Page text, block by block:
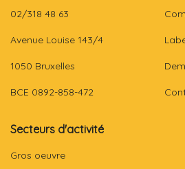
02/318 48 63
Avenue Louise 143/4
1050 Bruxelles
BCE 0892-858-472
Secteurs d'activité
Gros oeuvre